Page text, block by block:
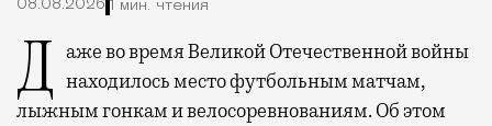
08.08.2026 1 мин. чтения
Даже во время Великой Отечественной войны находилось место футбольным матчам,
лыжным гонкам и велосоревнованиям. Об этом